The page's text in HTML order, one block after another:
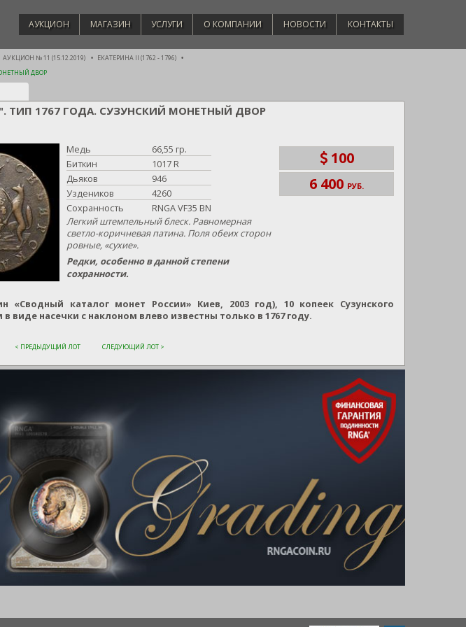
АУКЦИОН МАГАЗИН УСЛУГИ О КОМПАНИИ НОВОСТИ КОНТАКТЫ
АУКЦИОН № 11 (15.12.2019)
ЕКАТЕРИНА II (1762 - 1796)
ДВОР
ТИП 1767 ГОДА. СУЗУНСКИЙ МОНЕТНЫЙ ДВОР
Медь
66,55 гр.
Биткин
1017 R
Дьяков
946
Уздеников
4260
Сохранность
RNGA VF35 BN
Легкий штемпельный блеск. Равномерная
светло-коричневая патина. Поля обеих сторон
ровные, «сухие».
Редки, особенно в данной степени
сохранности.
100
6 400 РУБ.
«Сводный каталог монет России» Киев, 2003 год), 10 копеек Сузунского
насечки с наклоном влево известны только в 1767 году.
< ПРЕДЫДУЩИЙ ЛОТ СЛЕДУЮЩИЙ ЛОТ >